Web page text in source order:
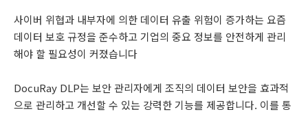
사이버 위협과 내부자에 의한 데이터 유출 위험이 증가하는 요즘
데이터 보호 규정을 준수하고 기업의 중요 정보를 안전하게 관리
해야 할 필요성이 커졌습니다
DocuRay DLP는 보안 관리자에게 조직의 데이터 보안을 효과적
으로 관리하고 개선할 수 있는 강력한 기능를 제공합니다. 이를 통